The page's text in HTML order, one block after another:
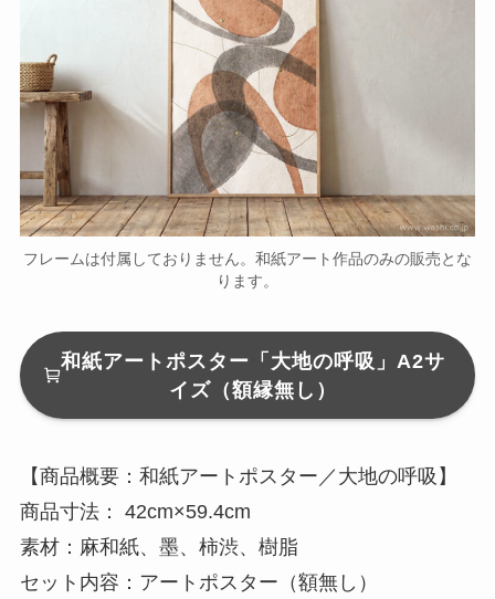
フレームは付属しておりません。和紙アート作品のみの販売とな
ります。
和紙アートポスター「大地の呼吸」A2サ
イズ（額縁無し）
【商品概要：和紙アートポスター／大地の呼吸】
商品寸法： 42cm×59.4cm
素材：麻和紙、墨、柿渋、樹脂
セット内容：アートポスター（額無し）